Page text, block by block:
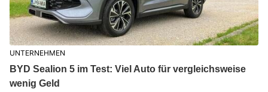
UNTERNEHMEN
BYD Sealion 5 im Test: Viel Auto für vergleichsweise
wenig Geld